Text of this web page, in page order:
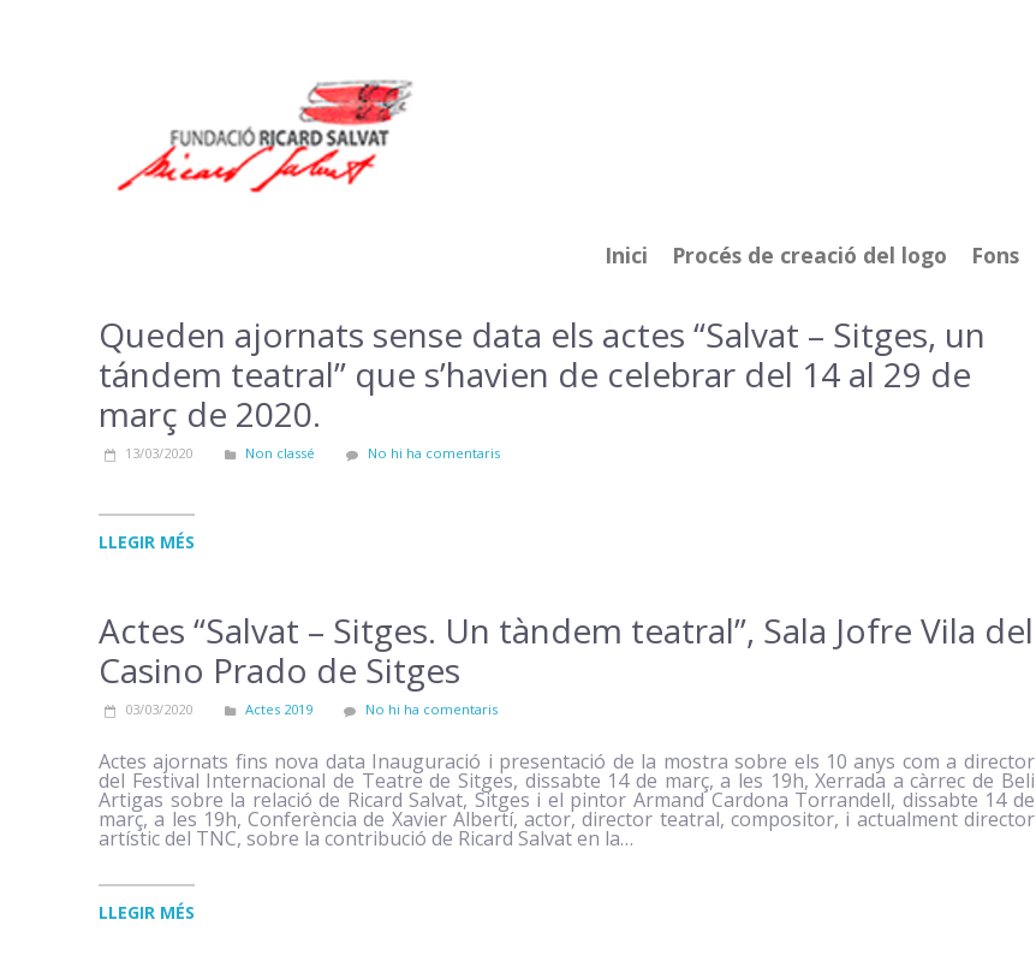
Inici Procés de creació del logo Fons
Notícies i Enllaços
Queden ajornats sense data els actes “Salvat – Sitges, un
tándem teatral” que s’havien de celebrar del 14 al 29 de
març de 2020.
13/03/2020 Non classé No hi ha comentaris
LLEGIR MÉS
Actes “Salvat – Sitges. Un tàndem teatral”, Sala Jofre Vila del
Casino Prado de Sitges
03/03/2020 Actes 2019 No hi ha comentaris
Actes ajornats fins nova data Inauguració i presentació de la mostra sobre els 10 anys com a director
del Festival Internacional de Teatre de Sitges, dissabte 14 de març, a les 19h, Xerrada a càrrec de Beli
Artigas sobre la relació de Ricard Salvat, Sitges i el pintor Armand Cardona Torrandell, dissabte 14 de
març, a les 19h, Conferència de Xavier Albertí, actor, director teatral, compositor, i actualment director
artístic del TNC, sobre la contribució de Ricard Salvat en la…
LLEGIR MÉS